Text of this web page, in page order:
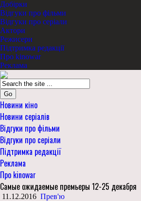
Добірки
Відгуки про фільми
Відгуки про серіали
Актори
Режисери
Підтримка редакції
Про kinowar
Реклама
Go
Новини кіно
Новини серіалів
Відгуки про фільми
Відгуки про серіали
Підтримка редакції
Реклама
Про kinowar
Самые ожидаемые премьеры 12-25 декабря
11.12.2016 Прев'ю